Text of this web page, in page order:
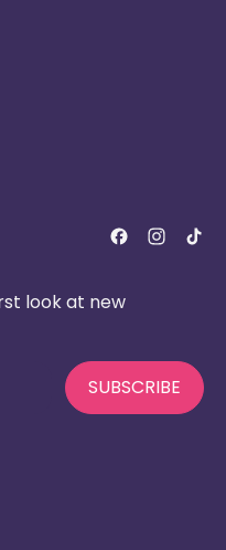
look at new
SUBSCRIBE